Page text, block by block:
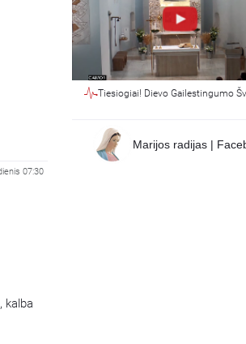
07:30
kalba
Tiesiogiai! Dievo Gailestingumo
Marijos radijas |